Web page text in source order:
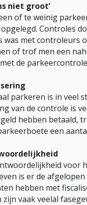
niet groot’
of te weinig
Controles
was met controleurs
of trof men een
de
parkeren is in veel
van de controle is
hebben betaald,
een
voor
is er de
hebben met
zijn vaak veelal